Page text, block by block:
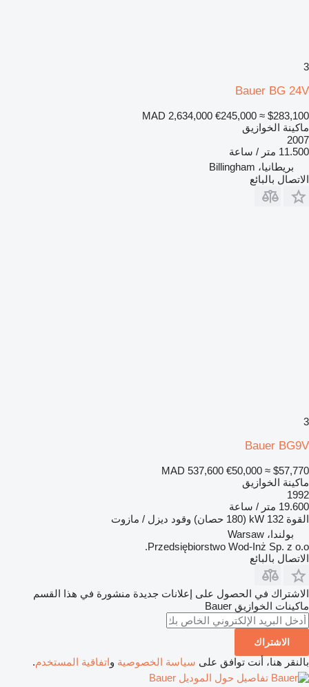
3
Bauer BG 24V
MAD 2,634,000 €245,000 ≈ $283,100
ماكينة الخوازيق
2007
11.500 متر / ساعة
بريطانيا، Billingham
الاتصال بالبائع
3
Bauer BG9V
MAD 537,600 €50,000 ≈ $57,770
ماكينة الخوازيق
1992
19.600 متر / ساعة
القوة 132 kW (180 حصان) وقود ديزل / مازوت
بولندا، Warsaw
Przedsiębiorstwo Wod-Inż Sp. z o.o.
الاتصال بالبائع
الاشتراك في الحصول على إعلانات جديدة منشورة في هذا القسم
ماكينات الخوازيق Bauer
الاشتراك
بالنقر هنا، أنت توافق على سياسة الخصوصية واتفاقية المستخدم.
تفاصيل حول الموديل Bauer